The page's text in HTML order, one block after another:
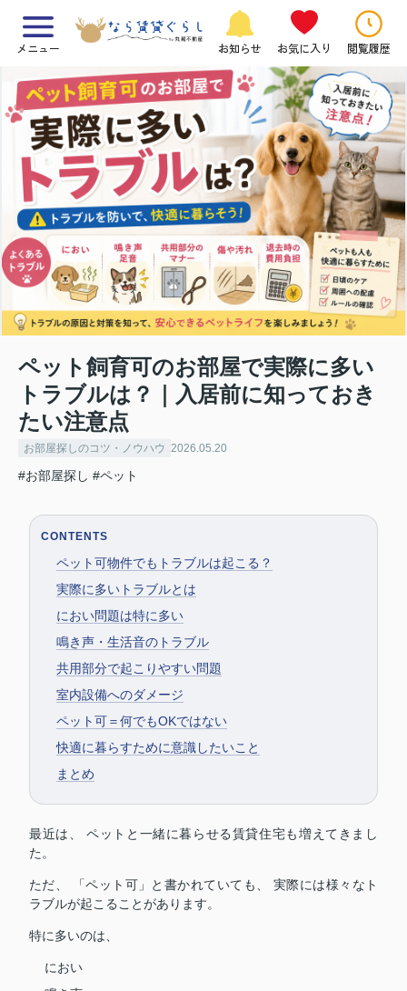
メニュー お知らせ お気に入り 閲覧履歴
ペット飼育可のお部屋で実際に多い
トラブルは？｜入居前に知っておき
たい注意点
お部屋探しのコツ・ノウハウ 2026.05.20
#お部屋探し #ペット
CONTENTS
ペット可物件でもトラブルは起こる？
実際に多いトラブルとは
におい問題は特に多い
鳴き声・生活音のトラブル
共用部分で起こりやすい問題
室内設備へのダメージ
ペット可＝何でもOKではない
快適に暮らすために意識したいこと
まとめ
最近は、 ペットと一緒に暮らせる賃貸住宅も増えてきまし
た。
ただ、 「ペット可」と書かれていても、 実際には様々なト
ラブルが起こることがあります。
特に多いのは、
におい